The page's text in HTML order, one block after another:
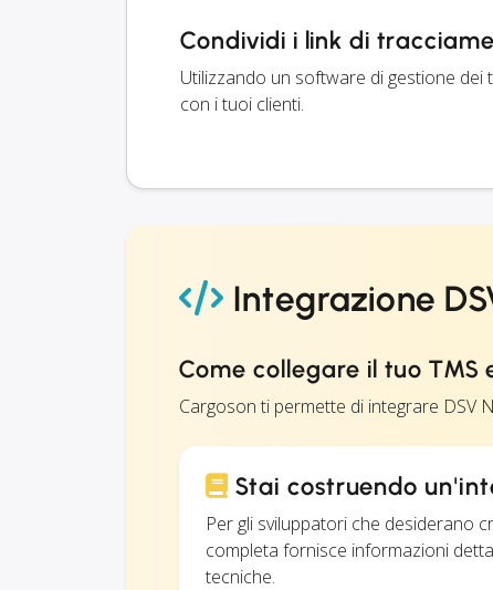
Condividi i link di
Utilizzando un software di gestione dei
con i tuoi clienti.
Integrazione
Come collegare il tuo TMS
Cargoson ti permette di integrare DSV
Stai costruendo
Per gli sviluppatori che desiderano
completa fornisce informazioni
tecniche.